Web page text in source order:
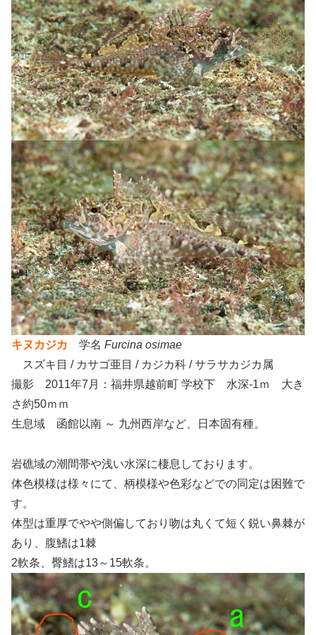
キヌカジカ 学名 Furcina osimae
スズキ目 / カサゴ亜目 / カジカ科 / サラサカジカ属
撮影 2011年7月：福井県越前町 学校下 水深-1ｍ 大き
さ約50ｍｍ
生息域 函館以南 ～ 九州西岸など、日本固有種。
岩礁域の潮間帯や浅い水深に棲息しております。
体色模様は様々にて、柄模様や色彩などでの同定は困難で
す。
体型は重厚でやや側偏しており吻は丸くて短く鋭い鼻棘が
あり、腹鰭は1棘
2軟条、臀鰭は13～15軟条。